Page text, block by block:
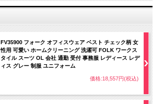
FV35900 フォーク オフィスウェア ベスト チェック柄 女
性用 可愛い ホームクリーニング 洗濯可 FOLK ワークス
タイル スーツ OL 会社 通勤 受付 事務服 レディース レデ
ィス グレー 制服 ユニフォーム
価格:18,557円(税込)